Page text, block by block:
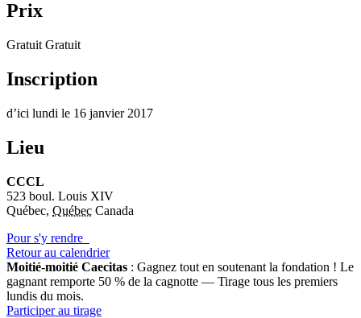
Prix
Gratuit Gratuit
Inscription
d’ici lundi le 16 janvier 2017
Lieu
CCCL
523 boul. Louis XIV
Québec, Québec Canada
Pour s'y rendre
Retour au calendrier
Moitié-moitié Caecitas : Gagnez tout en soutenant la fondation ! Le
gagnant remporte 50 % de la cagnotte — Tirage tous les premiers
lundis du mois.
Participer au tirage